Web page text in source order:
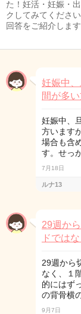
た！妊活・妊娠・
クしてみてくださ
回答をご紹介します
妊娠中
間が多
妊娠中、
方います
場合も含
す。せっ
7月18日
ルナ13
29週か
ドでは
29週から
なく、１
的にはず
の背骨横
9月7日